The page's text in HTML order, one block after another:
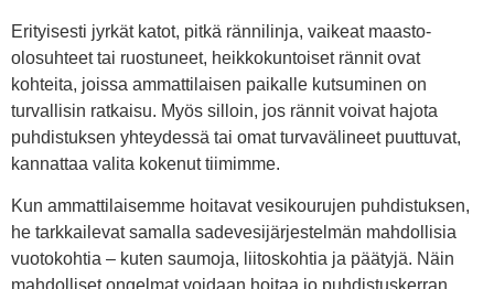
Erityisesti jyrkät katot, pitkä rännilinja, vaikeat maasto-
olosuhteet tai ruostuneet, heikkokuntoiset rännit ovat
kohteita, joissa ammattilaisen paikalle kutsuminen on
turvallisin ratkaisu. Myös silloin, jos rännit voivat hajota
puhdistuksen yhteydessä tai omat turvavälineet puuttuvat,
kannattaa valita kokenut tiimimme.
Kun ammattilaisemme hoitavat vesikourujen puhdistuksen,
he tarkkailevat samalla sadevesijärjestelmän mahdollisia
vuotokohtia – kuten saumoja, liitoskohtia ja päätyjä. Näin